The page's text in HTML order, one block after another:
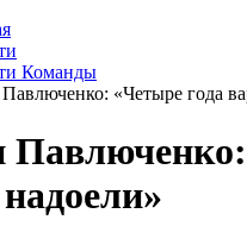
Команды
«Четыре года
Павлюченко: